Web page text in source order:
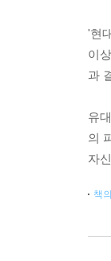
'현
이
과
유
의
자
책